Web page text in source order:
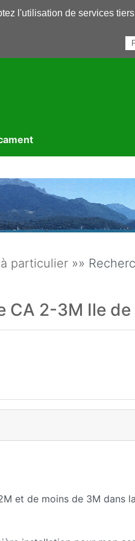
Librairie Annuaires
particulier »»
CA 2-3M Ile de
et de moins de 3M dans
l'utilisation de services